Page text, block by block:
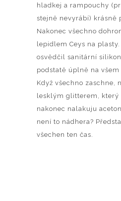
hladkej a rampouchy
stejně nevyrábí) krásně
Nakonec všechno
lepidlem Ceys na plasty.
osvědčil sanitární
podstatě úplně na všem
Když všechno zaschne,
lesklým glitterem, který
nakonec nalakuju
není to nádhera?
všechen ten čas.